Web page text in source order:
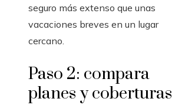
seguro más extenso que unas
vacaciones breves en un lugar
cercano.
Paso 2: compara
planes y coberturas